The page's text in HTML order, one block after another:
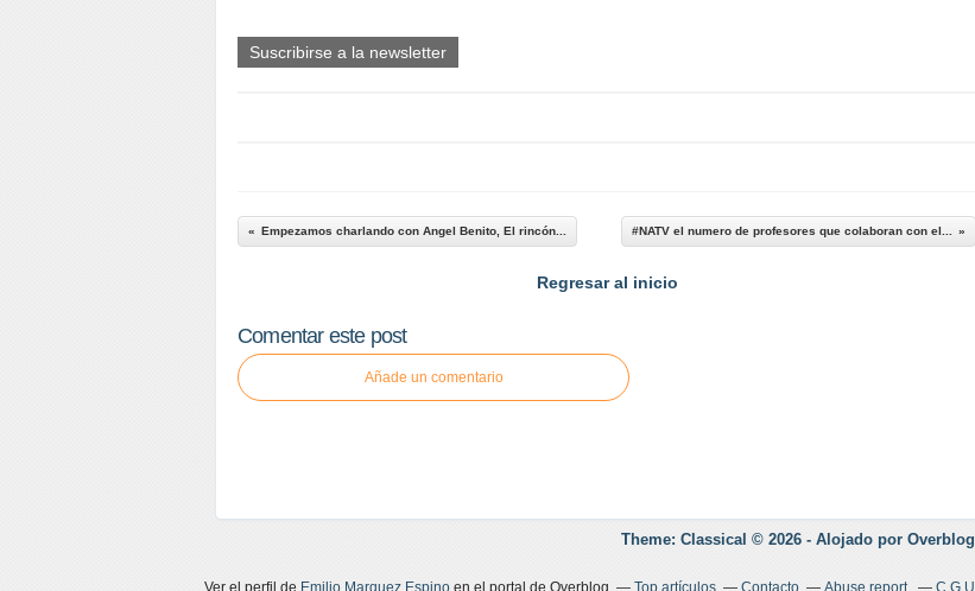
Suscribirse a la newsletter
Empezamos charlando con Angel Benito, El rincón... #NATV el numero de profesores que colaboran con el...
Regresar al inicio
Comentar este post
Añade un comentario
Theme: Classical © 2026 - Alojado por Overblog
Ver el perfil de Emilio Marquez Espinoen el portal de Overblog Top artículos Contacto Abuse report C.G.U.